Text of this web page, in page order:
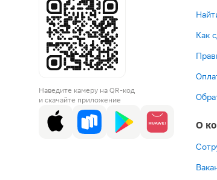
Наведите камеру на QR-код
и скачайте приложение
Как
О